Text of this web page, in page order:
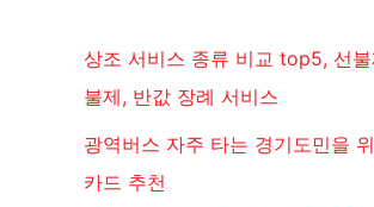
상조 서비스 종류 비교 top5, 선
불제, 반값 장례 서비스
광역버스 자주 타는 경기도민을
카드 추천